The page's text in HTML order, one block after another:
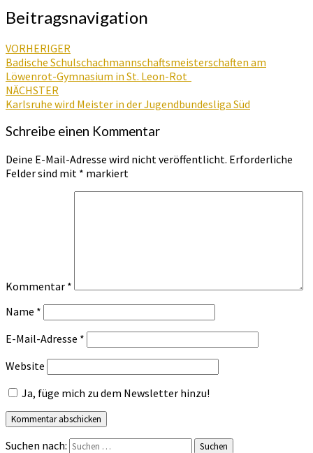
Beitragsnavigation
VORHERIGER
Badische Schulschachmannschaftsmeisterschaften am
Löwenrot-Gymnasium in St. Leon-Rot
NÄCHSTER
Karlsruhe wird Meister in der Jugendbundesliga Süd
Schreibe einen Kommentar
Deine E-Mail-Adresse wird nicht veröffentlicht. Erforderliche
Felder sind mit * markiert
Kommentar *
Name *
E-Mail-Adresse *
Website
Ja, füge mich zu dem Newsletter hinzu!
Suchen nach: Suchen